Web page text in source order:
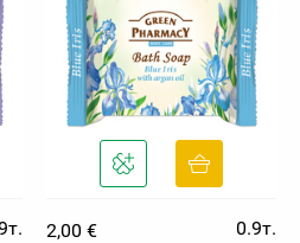
2,00 €
0.9т.